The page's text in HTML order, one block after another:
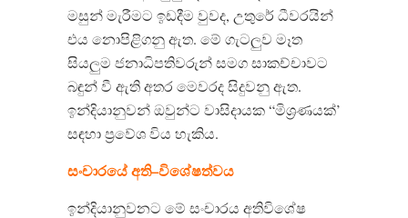
මසුන් මැරීමට ඉඩදීම වුවද, උතුරේ ධීවරයින්
එය නොපිළිගනු ඇත. මේ ගැටලුව මෑත
සියලුම ජනාධිපතිවරුන් සමග සාකච්චාවට
බඳුන් වී ඇති අතර මෙවරද සිදුවනු ඇත.
ඉන්දියානුවන් ඔවුන්ට වාසිදායක“මිශ්‍රණයක්’
සඳහා ප්‍රවේශ විය හැකිය.
සංචාරයේඅති–විශේෂත්වය
ඉන්දියානුවනට මේ සංචාරය අතිවිශේෂ